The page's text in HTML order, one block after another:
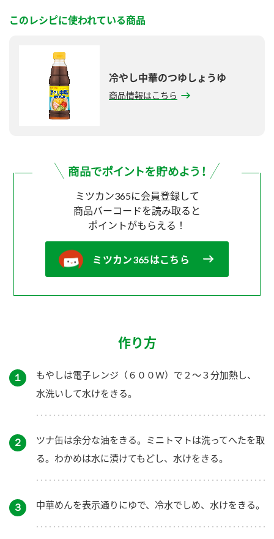
このレシピに使われている商品
冷やし中華のつゆしょうゆ
商品情報はこちら
ミツカン365に会員登録して
商品バーコードを読み取ると
ポイントがもらえる！
ミツカン365はこちら
作り方
１
もやしは電子レンジ（６００Ｗ）で２～３分加熱し、
水洗いして水けをきる。
２
ツナ缶は余分な油をきる。ミニトマトは洗ってへたを取
る。わかめは水に漬けてもどし、水けをきる。
３ 中華めんを表示通りにゆで、冷水でしめ、水けをきる。